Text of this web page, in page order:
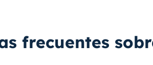
frecuentes